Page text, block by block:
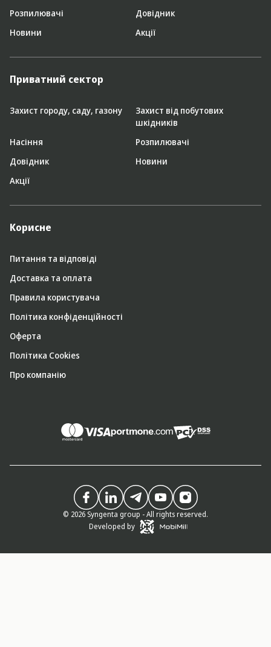
Розпилювачі
Довідник
Новини
Акції
Приватний сектор
Захист городу, саду, газону
Захист від побутових
шкідників
Насіння
Розпилювачі
Довідник
Новини
Акції
Корисне
Питання та відповіді
Доставка та оплата
Правила користувача
Політика конфіденційності
Оферта
Політика Cookies
Про компанію
© 2026 Syngenta group - All rights reserved.
Developed by